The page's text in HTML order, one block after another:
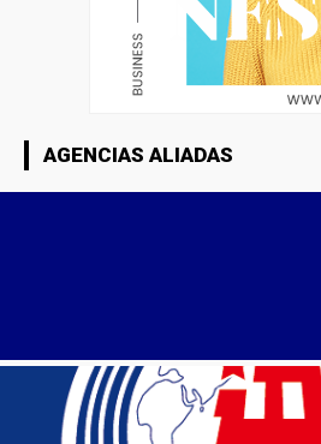
AGENCIAS ALIADAS